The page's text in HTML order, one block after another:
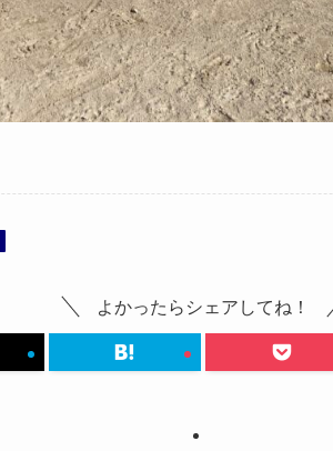
よかったらシェアしてね！